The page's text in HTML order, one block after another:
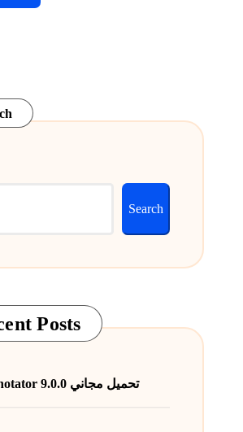
Search
Posts
PDF Annotator 9.0.0 تحميل مجاني